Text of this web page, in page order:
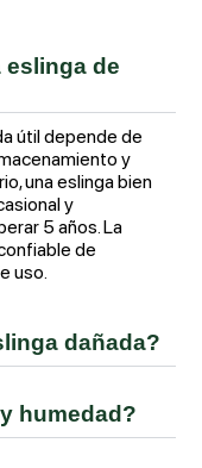
eslinga de
útil depende de
y
una eslinga bien
y
5 años. La
de
uso.
dañada?
humedad?